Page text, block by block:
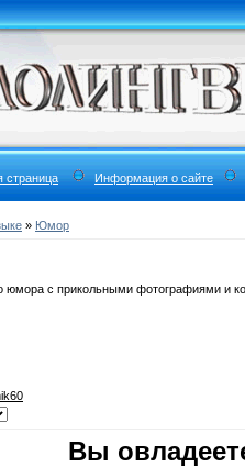
страница Информация о сайте
» Юмор
юмора с прикольными фотографиями и
Вы